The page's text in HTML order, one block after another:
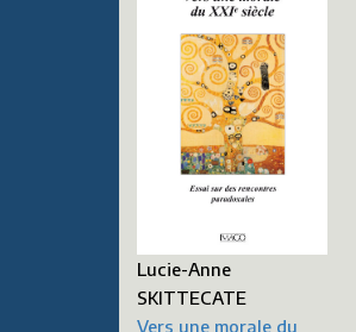
Lucie-Anne
SKITTECATE
Vers une morale du